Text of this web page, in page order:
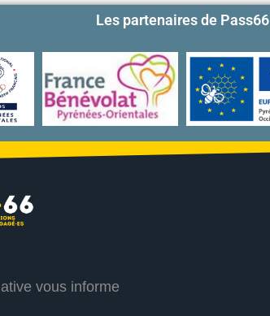
Les partenaires de Pass66
vous informe